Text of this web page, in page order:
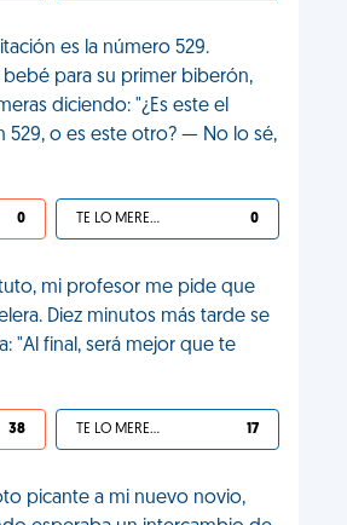
es la número 529.
bebé para su primer biberón,
diciendo: "¿Es este el
529, o es este otro? — No lo sé,
0 TE LO MERECES 0
mi profesor me pide que
Diez minutos más tarde se
"Al final, será mejor que te
38 TE LO MERECES 17
picante a mi nuevo novio,